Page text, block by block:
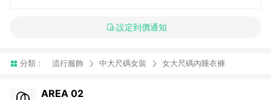
設定到價通知
分類： 流行服飾 中大尺碼女裝 女大尺碼內睡衣褲
AREA 02